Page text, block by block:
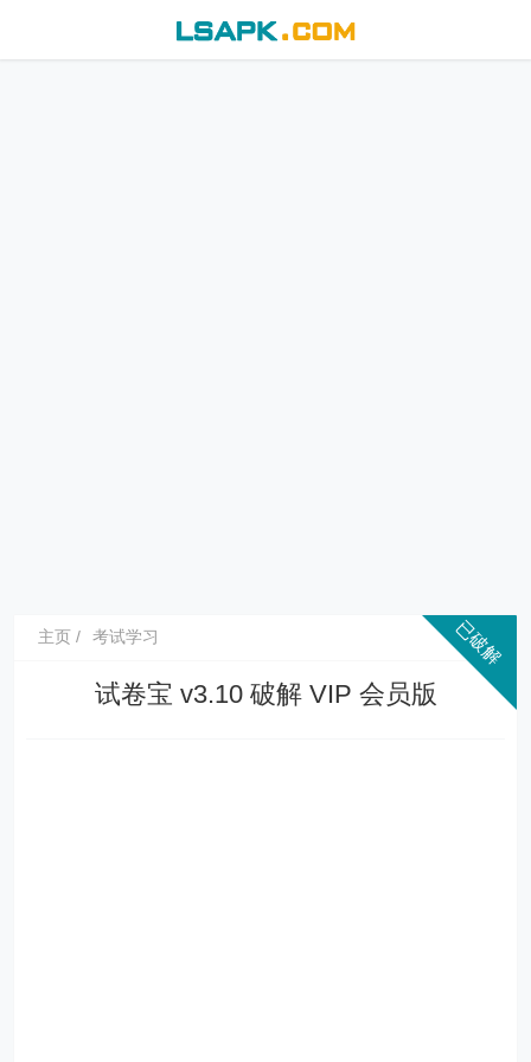
主页 考试学习
试卷宝 v3.10 破解 VIP 会员版